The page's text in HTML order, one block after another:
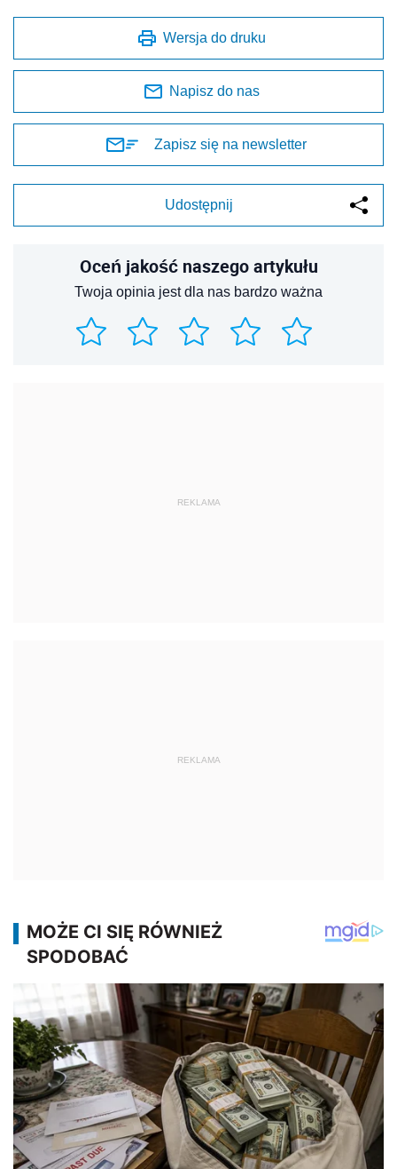
Wersja do druku
Napisz do nas
Zapisz się na newsletter
Udostępnij
Oceń jakość naszego artykułu
Twoja opinia jest dla nas bardzo ważna
REKLAMA
REKLAMA